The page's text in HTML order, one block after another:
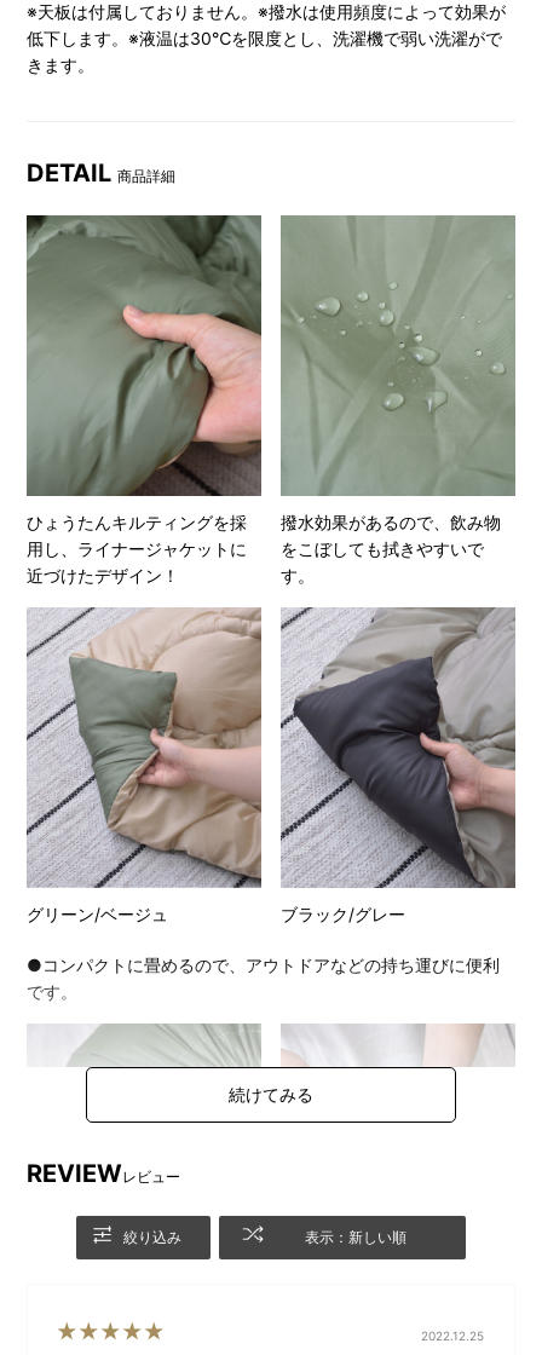
※天板は付属しておりません。※撥水は使用頻度によって効果が
低下します。※液温は30℃を限度とし、洗濯機で弱い洗濯がで
きます。
DETAIL商品詳細
ひょうたんキルティングを採
用し、ライナージャケットに
近づけたデザイン！
撥水効果があるので、飲み物
をこぼしても拭きやすいで
す。
グリーン/ベージュ ブラック/グレー
●コンパクトに畳めるので、アウトドアなどの持ち運びに便利
です。
REVIEWレビュー
絞り込み 表示：新しい順
2022.12.25